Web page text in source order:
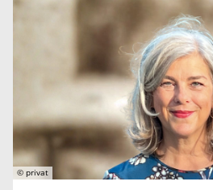
© privat